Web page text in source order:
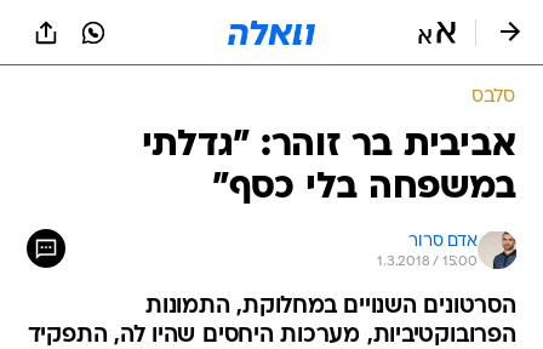
סלבס
אביבית בר זוהר: "גדלתי
במשפחה בלי כסף"
אדם סרור
1.3.2018 / 15:00
הסרטונים השנויים במחלוקת, התמונות
הפרובוקטיביות, מערכות היחסים שהיו לה, התפקיד